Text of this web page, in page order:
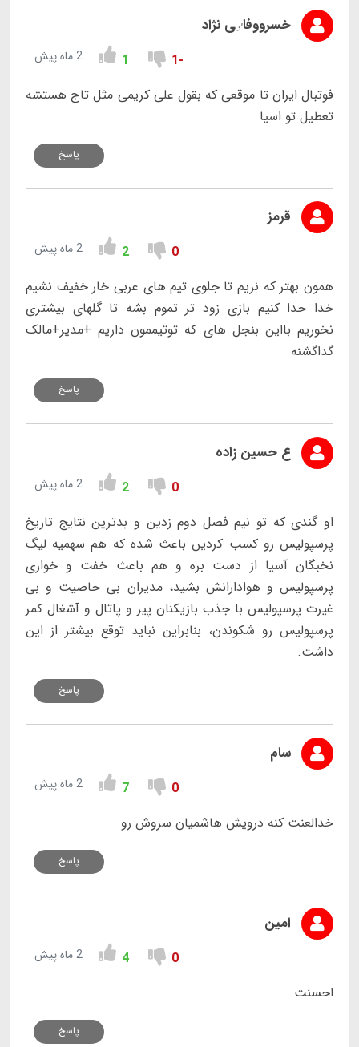
خسرووفاٸی نژاد
-1
1 2 ماه پیش
فوتبال ایران تا موقعی که بقول علی کریمی مثل تاج هستشه
تعطیل تو اسیا
پاسخ
قرمز
0
2 2 ماه پیش
همون بهتر که نریم تا جلوی تیم های عربی خار خفیف نشیم
خدا خدا کنیم بازی زود تر تموم بشه تا گلهای بیشتری
نخوریم بااین بنجل های که توتیممون داریم +مدیر+مالک
گداگشنه
پاسخ
ع حسین زاده
0
2 2 ماه پیش
او گندی که تو نیم فصل دوم زدین و بدترین نتایج تاریخ
پرسپولیس رو کسب کردین باعث شده که هم سهمیه لیگ
نخبگان آسیا از دست بره و هم باعث خفت و خواری
پرسپولیس و هوادارانش بشید، مدیران بی خاصیت و بی
غیرت پرسپولیس با جذب بازیکنان پیر و پاتال و آشغال کمر
پرسپولیس رو شکوندن، بنابراین نباید توقع بیشتر از این
داشت.
پاسخ
سام
0
7 2 ماه پیش
خدالعنت کنه درویش هاشمیان سروش رو
پاسخ
امین
0
4 2 ماه پیش
احسنت
پاسخ